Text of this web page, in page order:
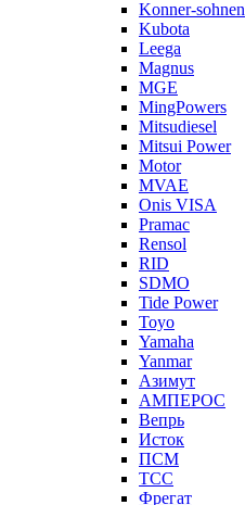
Konner-sohnen
Kubota
Leega
Magnus
MGE
MingPowers
Mitsudiesel
Mitsui Power
Motor
MVAE
Onis VISA
Pramac
Rensol
RID
SDMO
Tide Power
Toyo
Yamaha
Yanmar
Азимут
АМПЕРОС
Вепрь
Исток
ПСМ
ТСС
Фрегат